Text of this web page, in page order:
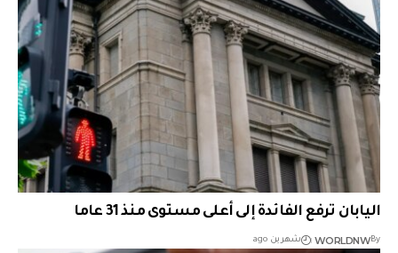
اليابان ترفع الفائدة إلى أعلى مستوى منذ 31 عاما
By
WORLDNW شهرين ago